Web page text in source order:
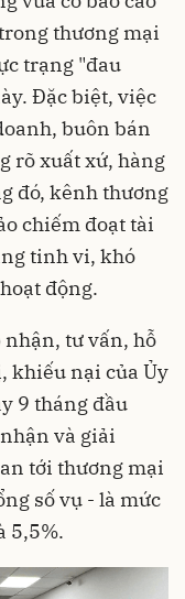
thương mại
trạng "đau
Đặc biệt, việc
buôn bán
rõ xuất xứ, hàng
đó, kênh thương
chiếm đoạt tài
tinh vi, khó
động.
tư vấn, hỗ
khiếu nại của Ủy
9 tháng đầu
và giải
tới thương mại
số vụ - là mức
5,5%.